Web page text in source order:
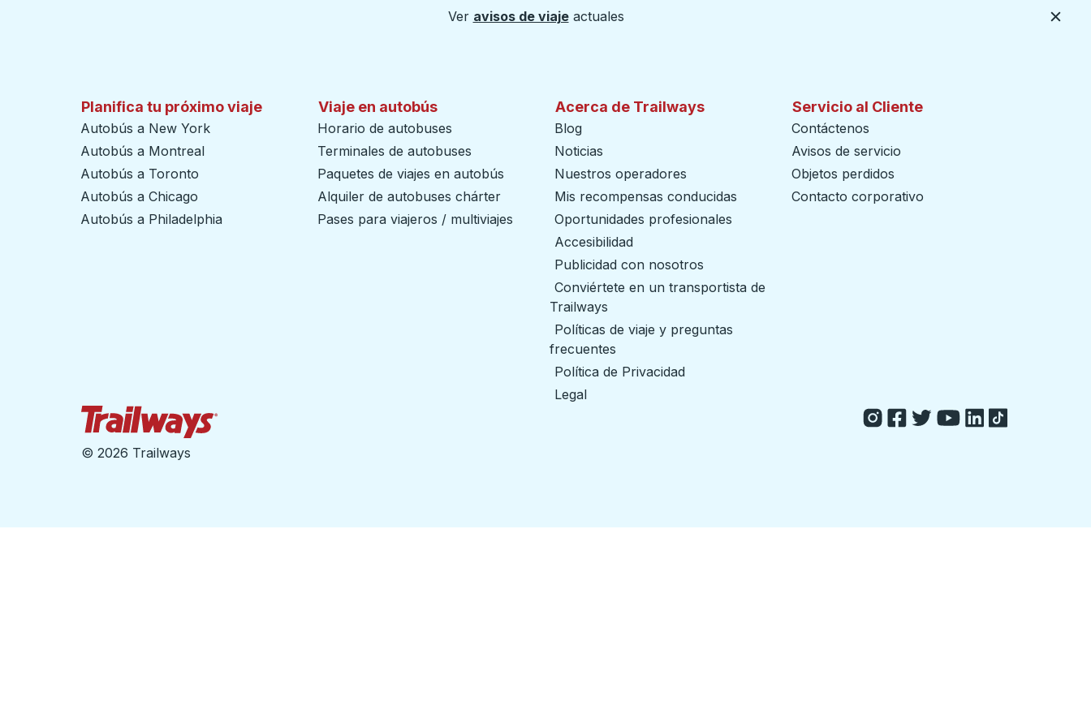
Ver avisos de viajeactuales
Planifica tu próximo viaje
Autobús a New York
Autobús a Montreal
Autobús a Toronto
Autobús a Chicago
Autobús a Philadelphia
Viaje en autobús
Horario de autobuses
Terminales de autobuses
Paquetes de viajes en autobús
Alquiler de autobuses chárter
Pases para viajeros / multiviajes
Acerca de Trailways
Blog
Noticias
Nuestros operadores
Mis recompensas conducidas
Oportunidades profesionales
Accesibilidad
Publicidad con nosotros
Conviértete en un transportista de
Trailways
Políticas de viaje y preguntas
frecuentes
Política de Privacidad
Legal
Servicio al Cliente
Contáctenos
Avisos de servicio
Objetos perdidos
Contacto corporativo
© 2026 Trailways